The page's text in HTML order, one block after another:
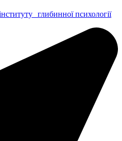
глибинної психології